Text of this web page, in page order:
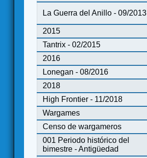
La Guerra del Anillo - 09/2013
2015
Tantrix - 02/2015
2016
Lonegan - 08/2016
2018
High Frontier - 11/2018
Wargames
Censo de wargameros
001 Periodo histórico del
bimestre - Antigüedad